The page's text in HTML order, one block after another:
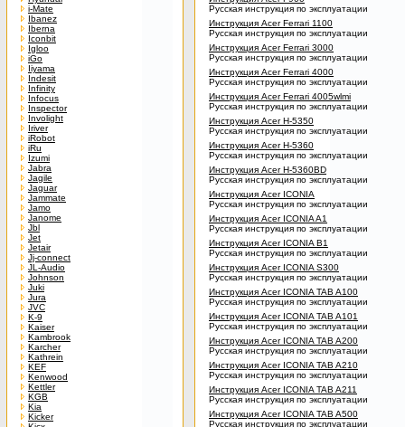
i-Mate
Ibanez
Iberna
Iconbit
Igloo
iGo
Iiyama
Indesit
Infinity
Infocus
Inspector
Involight
Iriver
iRobot
iRu
Izumi
Jabra
Jagile
Jaguar
Jammate
Jamo
Janome
Jbl
Jet
Jetair
Jj-connect
JL-Audio
Johnson
Juki
Jura
JVC
K-9
Kaiser
Kambrook
Karcher
Kathrein
KEF
Kenwood
Kettler
KGB
Kia
Kicker
Русская инструкция по эксплуатации
Инструкция Acer Ferrari 1100
Русская инструкция по эксплуатации
Инструкция Acer Ferrari 3000
Русская инструкция по эксплуатации
Инструкция Acer Ferrari 4000
Русская инструкция по эксплуатации
Инструкция Acer Ferrari 4005wlmi
Русская инструкция по эксплуатации
Инструкция Acer H-5350
Русская инструкция по эксплуатации
Инструкция Acer H-5360
Русская инструкция по эксплуатации
Инструкция Acer H-5360BD
Русская инструкция по эксплуатации
Инструкция Acer ICONIA
Русская инструкция по эксплуатации
Инструкция Acer ICONIA A1
Русская инструкция по эксплуатации
Инструкция Acer ICONIA B1
Русская инструкция по эксплуатации
Инструкция Acer ICONIA S300
Русская инструкция по эксплуатации
Инструкция Acer ICONIA TAB A100
Русская инструкция по эксплуатации
Инструкция Acer ICONIA TAB A101
Русская инструкция по эксплуатации
Инструкция Acer ICONIA TAB A200
Русская инструкция по эксплуатации
Инструкция Acer ICONIA TAB A210
Русская инструкция по эксплуатации
Инструкция Acer ICONIA TAB A211
Русская инструкция по эксплуатации
Инструкция Acer ICONIA TAB A500
Русская инструкция по эксплуатации